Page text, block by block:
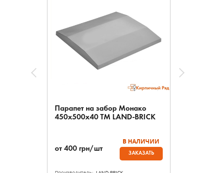
Парапет на забор Монако
450х500х40 ТМ LAND-BRICK
от 400 грн/шт
В НАЛИЧИИ
ЗАКАЗАТЬ